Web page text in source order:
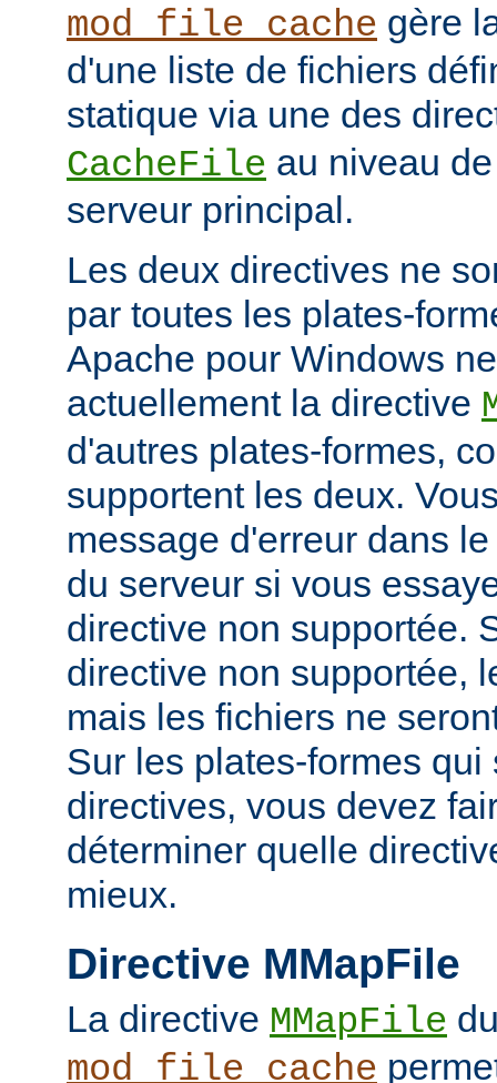
mod_file_cache gère
d'une liste de fichiers
statique via une des
CacheFile au niveau
serveur principal.
Les deux directives ne
par toutes les plates-
Apache pour Windows
actuellement la directive
d'autres plates-formes,
supportent les deux.
message d'erreur dans
du serveur si vous
directive non supportée.
directive non supportée,
mais les fichiers ne
Sur les plates-formes
directives, vous devez
déterminer quelle
mieux.
Directive MMapFile
La directive MMapFile
mod_file_cache